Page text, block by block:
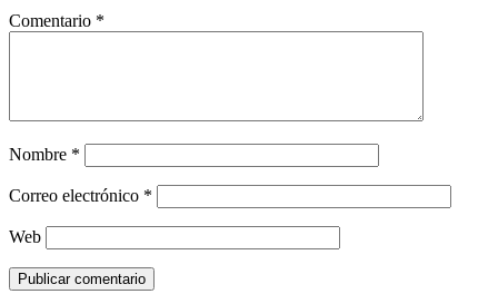
Comentario *
Nombre *
Correo electrónico *
Web